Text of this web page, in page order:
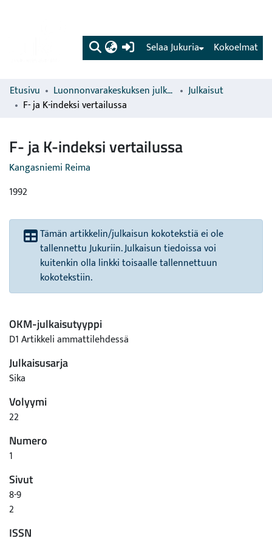
(current) Kokoelmat
Selaa Jukuria
Etusivu Luonnonvarakeskuksen julkaisut
Julkaisut
F- ja K-indeksi vertailussa
F- ja K-indeksi vertailussa
Kangasniemi Reima
1992
Tämän artikkelin/julkaisun kokotekstiä ei ole
tallennettu Jukuriin. Julkaisun tiedoissa voi
kuitenkin olla linkki toisaalle tallennettuun
kokotekstiin.
OKM-julkaisutyyppi
D1 Artikkeli ammattilehdessä
Julkaisusarja
Sika
Volyymi
22
Numero
1
Sivut
8-9
2
ISSN